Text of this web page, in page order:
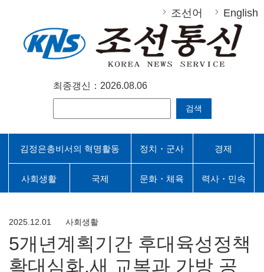
조선어 English
최종갱신：2026.08.06
검색
김정은총비서의 혁명활동 정치・군사 경제
사회생활 국제 문화・체육 력사・민속
2025.12.01 사회생활
5개년계획기간 후대육성정책
확대심화,새 교복과 가방 공